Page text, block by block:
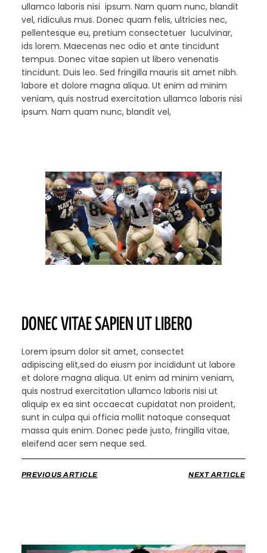
ullamco laboris nisi ipsum. Nam quam nunc, blandit
vel, ridiculus mus. Donec quam felis, ultricies nec,
pellentesque eu, pretium consectetuer luculvinar,
ids lorem. Maecenas nec odio et ante tincidunt
tempus. Donec vitae sapien ut libero venenatis
tincidunt. Duis leo. Sed fringilla mauris sit amet nibh.
labore et dolore magna aliqua. Ut enim ad minim
veniam, quis nostrud exercitation ullamco laboris nisi
ipsum. Nam quam nunc, blandit vel,
DONEC VITAE SAPIEN UT LIBERO
Lorem ipsum dolor sit amet, consectet
adipiscing elit,sed do eiusm por incididunt ut labore
et dolore magna aliqua. Ut enim ad minim veniam,
quis nostrud exercitation ullamco laboris nisi ut
aliquip ex ea sint occaecat cupidatat non proident,
sunt in culpa qui officia mollit natoque consequat
massa quis enim. Donec pede justo, fringilla vitae,
eleifend acer sem neque sed.
PREVIOUS ARTICLE NEXT ARTICLE